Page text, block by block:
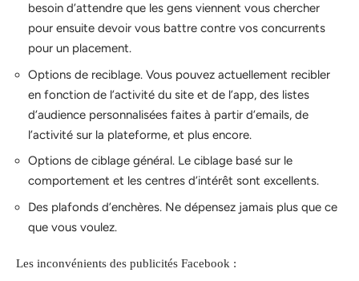
besoin d’attendre que les gens viennent vous chercher
pour ensuite devoir vous battre contre vos concurrents
pour un placement.
Options de reciblage. Vous pouvez actuellement recibler
en fonction de l’activité du site et de l’app, des listes
d’audience personnalisées faites à partir d’emails, de
l’activité sur la plateforme, et plus encore.
Options de ciblage général. Le ciblage basé sur le
comportement et les centres d’intérêt sont excellents.
Des plafonds d’enchères. Ne dépensez jamais plus que ce
que vous voulez.
Les inconvénients des publicités Facebook :